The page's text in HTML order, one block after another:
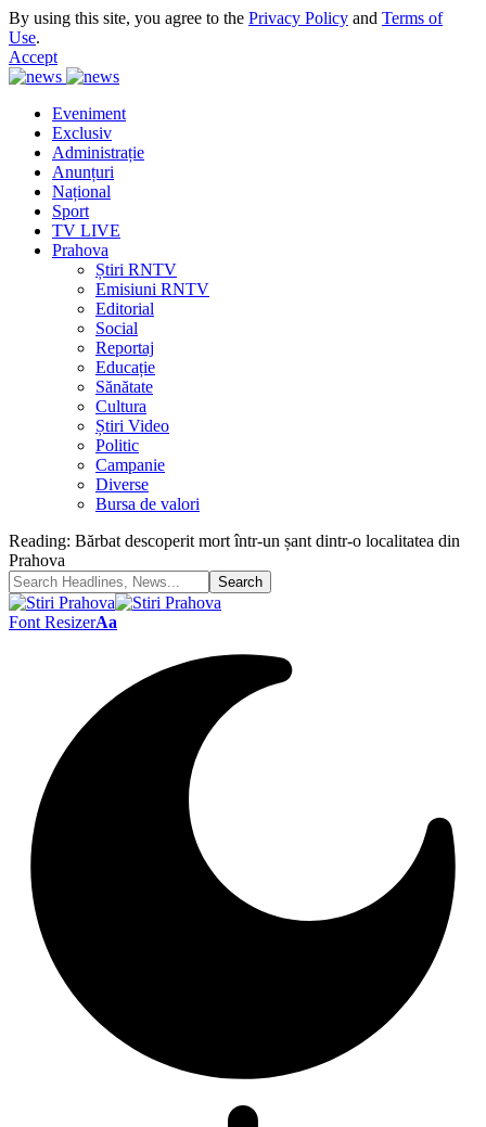
By using this site, you agree to the Privacy Policy and Terms of
Use.
Accept
Eveniment
Exclusiv
Administrație
Anunțuri
Național
Sport
TV LIVE
Prahova
Știri RNTV
Emisiuni RNTV
Editorial
Social
Reportaj
Educație
Sănătate
Cultura
Știri Video
Politic
Campanie
Diverse
Bursa de valori
Reading: Bărbat descoperit mort într-un șant dintr-o localitatea din
Prahova
Font ResizerAa